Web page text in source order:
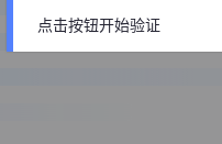
点击按钮开始验证